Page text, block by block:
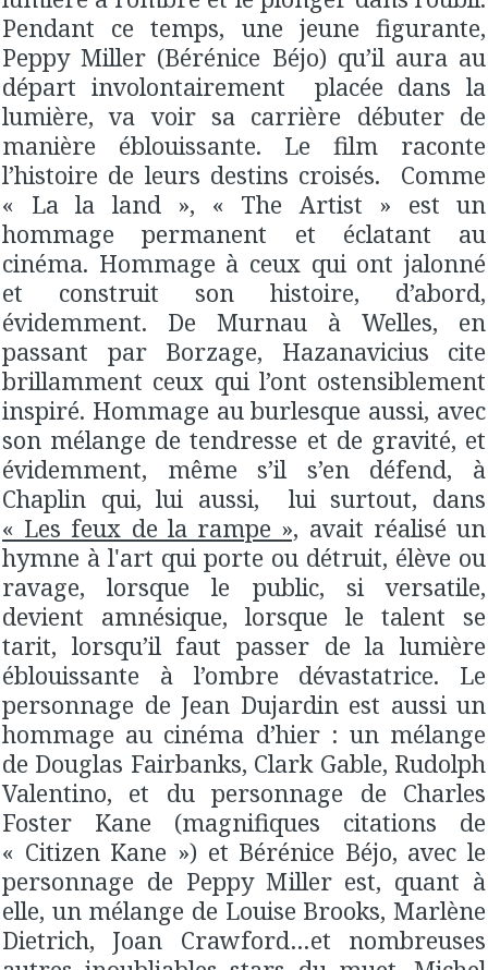
Pendant ce temps, une jeune figurante,
Peppy Miller (Bérénice Béjo) qu’il aura au
départ involontairement placée dans la
lumière, va voir sa carrière débuter de
manière éblouissante. Le film raconte
l’histoire de leurs destins croisés. Comme
« La la land », « The Artist » est un
hommage permanent et éclatant au
cinéma. Hommage à ceux qui ont jalonné
et construit son histoire, d’abord,
évidemment. De Murnau à Welles, en
passant par Borzage, Hazanavicius cite
brillamment ceux qui l’ont ostensiblement
inspiré. Hommage au burlesque aussi, avec
son mélange de tendresse et de gravité, et
évidemment, même s’il s’en défend, à
Chaplin qui, lui aussi, lui surtout, dans
« Les feux de la rampe », avait réalisé un
hymne à l'art qui porte ou détruit, élève ou
ravage, lorsque le public, si versatile,
devient amnésique, lorsque le talent se
tarit, lorsqu’il faut passer de la lumière
éblouissante à l’ombre dévastatrice. Le
personnage de Jean Dujardin est aussi un
hommage au cinéma d’hier : un mélange
de Douglas Fairbanks, Clark Gable, Rudolph
Valentino, et du personnage de Charles
Foster Kane (magnifiques citations de
« Citizen Kane ») et Bérénice Béjo, avec le
personnage de Peppy Miller est, quant à
elle, un mélange de Louise Brooks, Marlène
Dietrich, Joan Crawford…et nombreuses